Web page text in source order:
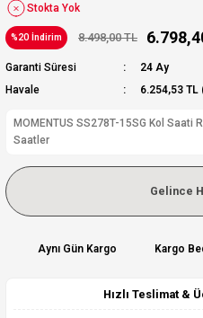
Stokta Yok
%20 İndirim 8.498,00 TL
Garanti Süresi
24 Ay
Havale
6.254,53 TL
MOMENTUS SS278T-15SG Kol Saati
Saatler
Gelince
Aynı Gün Kargo Kargo
Hızlı Teslimat &